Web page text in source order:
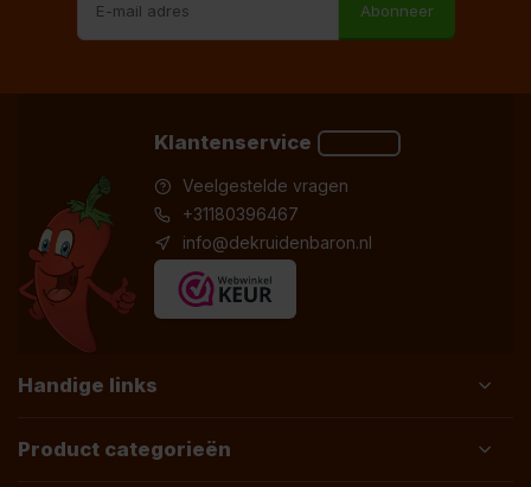
Abonneer
Klantenservice
Veelgestelde vragen
+31180396467
info@dekruidenbaron.nl
Handige links
Product categorieën